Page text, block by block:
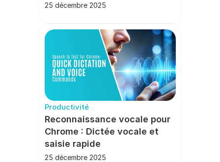
25 décembre 2025
Productivité
Reconnaissance vocale pour
Chrome : Dictée vocale et
saisie rapide
25 décembre 2025